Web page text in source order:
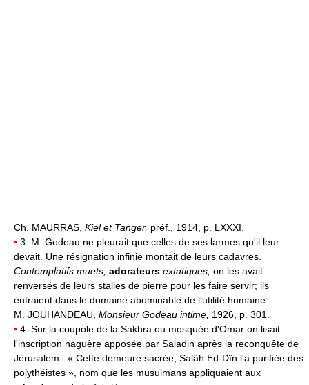
Ch. MAURRAS, Kiel et Tanger, préf., 1914, p. LXXXI.
• 3. M. Godeau ne pleurait que celles de ses larmes qu'il leur
devait. Une résignation infinie montait de leurs cadavres.
Contemplatifs muets, adorateurs extatiques, on les avait
renversés de leurs stalles de pierre pour les faire servir; ils
entraient dans le domaine abominable de l'utilité humaine.
M. JOUHANDEAU, Monsieur Godeau intime, 1926, p. 301.
• 4. Sur la coupole de la Sakhra ou mosquée d'Omar on lisait
l'inscription naguère apposée par Saladin après la reconquête de
Jérusalem : « Cette demeure sacrée, Salâh Ed-Dîn l'a purifiée des
polythéistes », nom que les musulmans appliquaient aux